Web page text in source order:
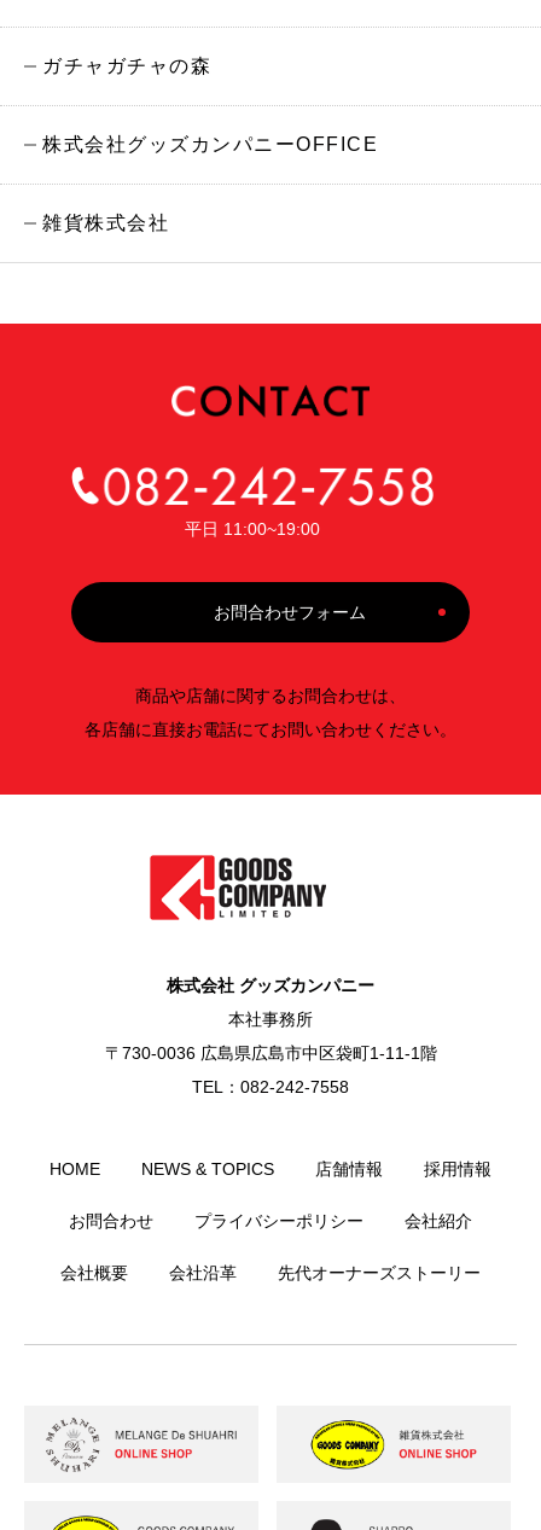
ガチャガチャの森
株式会社グッズカンパニーOFFICE
雑貨株式会社
平日 11:00~19:00
お問合わせフォーム
商品や店舗に関するお問合わせは、
各店舗に直接お電話にてお問い合わせください。
株式会社 グッズカンパニー
本社事務所
〒730-0036 広島県広島市中区袋町1-11-1階
TEL：082-242-7558
HOME NEWS & TOPICS 店舗情報 採用情報
お問合わせ プライバシーポリシー 会社紹介
会社概要 会社沿革 先代オーナーズストーリー